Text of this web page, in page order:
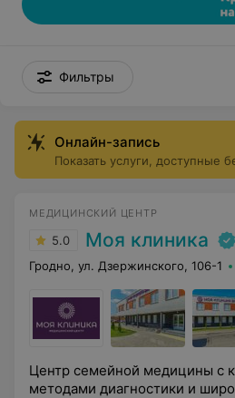
Фильтры
Онлайн-запись
Показать услуги, доступные
МЕДИЦИНСКИЙ ЦЕНТР
5.0 Моя клиника
Гродно, ул. Дзержинского, 106-1
Центр семейной медицины с
методами диагностики и